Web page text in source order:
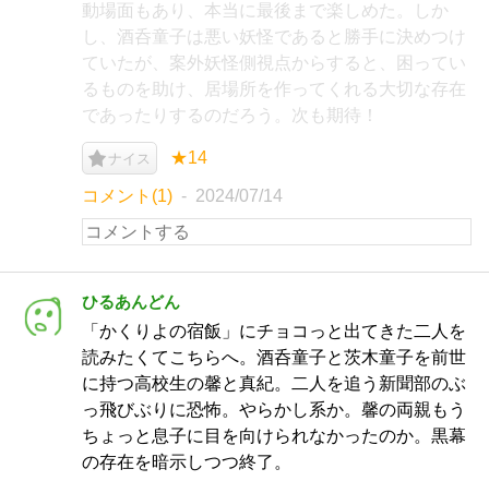
動場面もあり、本当に最後まで楽しめた。しか
し、酒呑童子は悪い妖怪であると勝手に決めつけ
ていたが、案外妖怪側視点からすると、困ってい
るものを助け、居場所を作ってくれる大切な存在
であったりするのだろう。次も期待！
ナイス ★14
コメント(1) 2024/07/14
ひるあんどん
「かくりよの宿飯」にチョコっと出てきた二人を
読みたくてこちらへ。酒呑童子と茨木童子を前世
に持つ高校生の馨と真紀。二人を追う新聞部のぶ
っ飛びぶりに恐怖。やらかし系か。馨の両親もう
ちょっと息子に目を向けられなかったのか。黒幕
の存在を暗示しつつ終了。